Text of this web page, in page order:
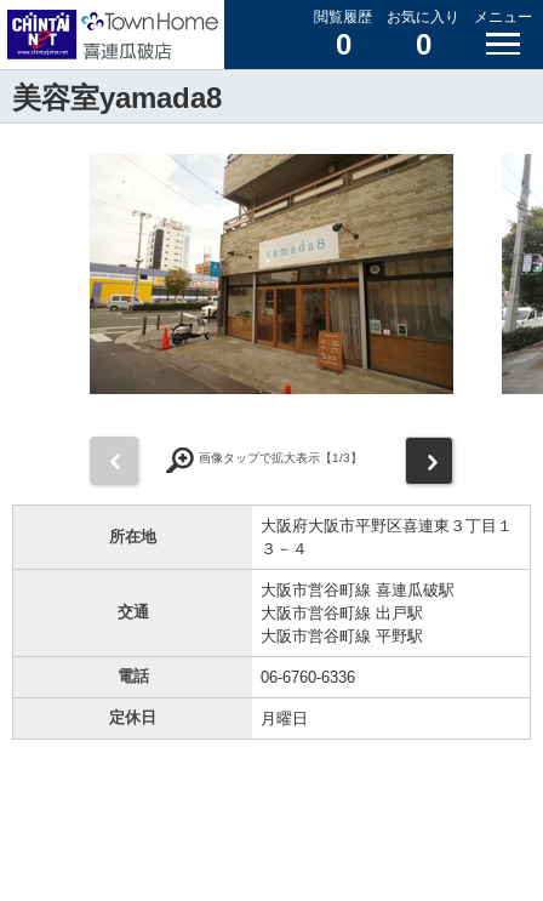
閲覧履歴
0
お気に入り
0
メニュー
美容室yamada8
画像タップで拡大表示【1/3】
所在地
大阪府大阪市平野区喜連東３丁目１
３－４
交通
大阪市営谷町線 喜連瓜破駅
大阪市営谷町線 出戸駅
大阪市営谷町線 平野駅
電話 06-6760-6336
定休日 月曜日